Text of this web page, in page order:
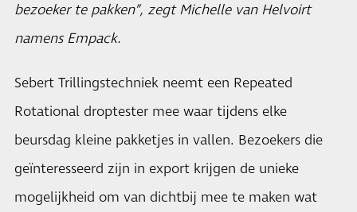
bezoeker te pakken”, zegt Michelle van Helvoirt
namens Empack.
Sebert Trillingstechniek neemt een Repeated
Rotational droptester mee waar tijdens elke
beursdag kleine pakketjes in vallen. Bezoekers die
geïnteresseerd zijn in export krijgen de unieke
mogelijkheid om van dichtbij mee te maken wat